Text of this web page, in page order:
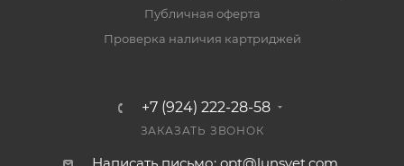
Публичная оферта
Проверка наличия картриджей
+7 (924) 222-28-58
ЗАКАЗАТЬ ЗВОНОК